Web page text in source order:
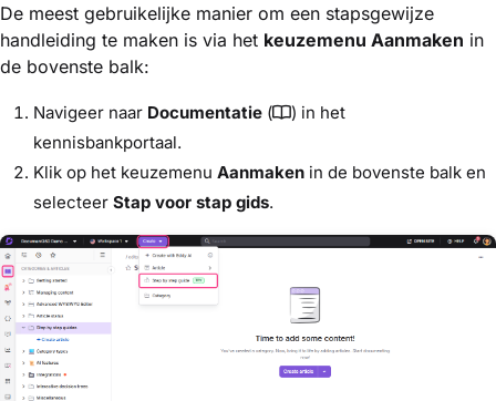
De meest gebruikelijke manier om een stapsgewijze
handleiding te maken is via het keuzemenu Aanmaken in
de bovenste balk:
Navigeer naar Documentatie (
) in het
kennisbankportaal.
Klik op het keuzemenu Aanmaken in de bovenste balk en
selecteer Stap voor stap gids.